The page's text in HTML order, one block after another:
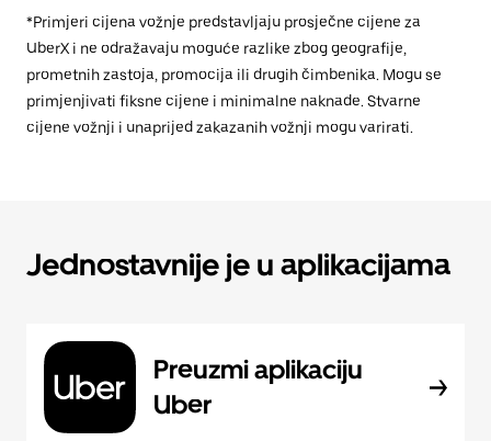
*Primjeri cijena vožnje predstavljaju prosječne cijene za
UberX i ne odražavaju moguće razlike zbog geografije,
prometnih zastoja, promocija ili drugih čimbenika. Mogu se
primjenjivati fiksne cijene i minimalne naknade. Stvarne
cijene vožnji i unaprijed zakazanih vožnji mogu varirati.
Jednostavnije je u aplikacijama
Preuzmi aplikaciju
Uber